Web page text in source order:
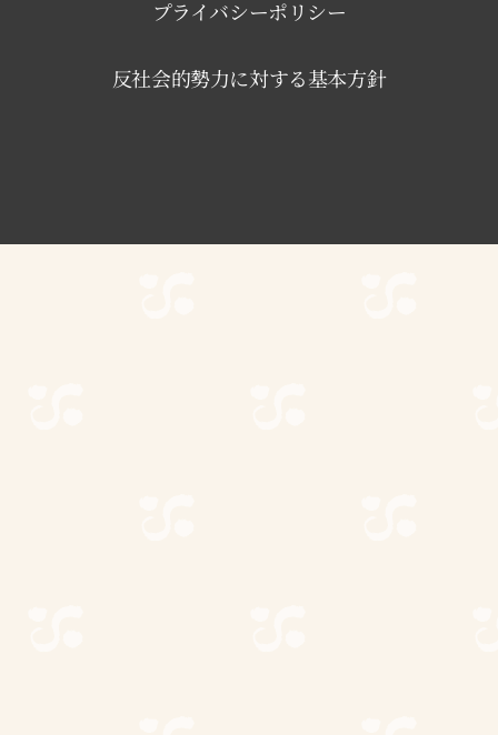
プライバシーポリシー
反社会的勢力に対する基本方針